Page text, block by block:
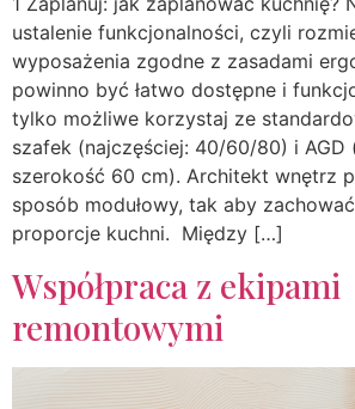
ustalenie funkcjonalności, czyli
wyposażenia zgodne z zasadami
powinno być łatwo dostępne i
tylko możliwe korzystaj ze
szafek (najczęściej: 40/60/80) i AGD
szerokość 60 cm). Architekt wnętrz
sposób modułowy, tak aby
proporcje kuchni. Między […]
Współpraca z ekipami
remontowymi